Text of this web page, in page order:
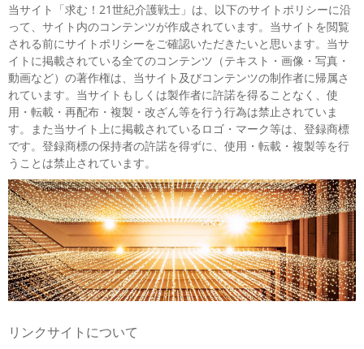
当サイト「求む！21世紀介護戦士」は、以下のサイトポリシーに沿
って、サイト内のコンテンツが作成されています。当サイトを閲覧
される前にサイトポリシーをご確認いただきたいと思います。当サ
イトに掲載されている全てのコンテンツ（テキスト・画像・写真・
動画など）の著作権は、当サイト及びコンテンツの制作者に帰属さ
れています。当サイトもしくは製作者に許諾を得ることなく、使
用・転載・再配布・複製・改ざん等を行う行為は禁止されていま
す。また当サイト上に掲載されているロゴ・マーク等は、登録商標
です。登録商標の保持者の許諾を得ずに、使用・転載・複製等を行
うことは禁止されています。
リンクサイトについて